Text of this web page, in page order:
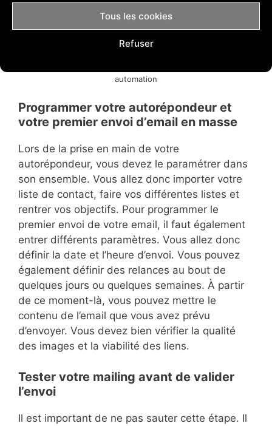
Tous les cookies
Refuser
automation
Programmer votre autorépondeur et
votre premier envoi d’email en masse
Lors de la prise en main de votre
autorépondeur, vous devez le paramétrer dans
son ensemble. Vous allez donc importer votre
liste de contact, faire vos différentes listes et
rentrer vos objectifs. Pour programmer le
premier envoi de votre email, il faut également
entrer différents paramètres. Vous allez donc
définir la date et l’heure d’envoi. Vous pouvez
également définir des relances au bout de
quelques jours ou quelques semaines. À partir
de ce moment-là, vous pouvez mettre le
contenu de l’email que vous avez prévu
d’envoyer. Vous devez bien vérifier la qualité
des images et la viabilité des liens.
Tester votre mailing avant de valider
l’envoi
Il est important de ne pas sauter cette étape. Il